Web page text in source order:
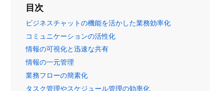
目次
ビジネスチャットの機能を活かした業務効率化
コミュニケーションの活性化
情報の可視化と迅速な共有
情報の一元管理
業務フローの簡素化
タスク管理やスケジュール管理の効率化